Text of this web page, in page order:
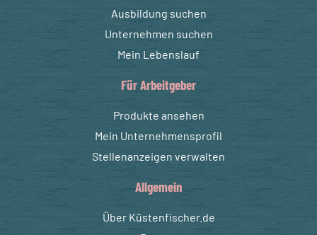
Ausbildung suchen
Unternehmen suchen
Mein Lebenslauf
Für Arbeitgeber
Produkte ansehen
Mein Unternehmensprofil
Stellenanzeigen verwalten
Allgemein
Über Küstenfischer.de